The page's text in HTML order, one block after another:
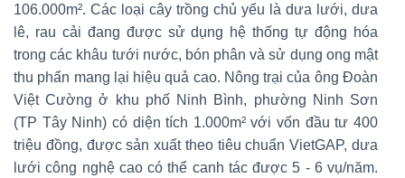
106.000m². Các loại cây trồng chủ yếu là dưa lưới, dưa
lê, rau cải đang được sử dụng hệ thống tự động hóa
trong các khâu tưới nước, bón phân và sử dụng ong mật
thu phấn mang lại hiệu quả cao. Nông trại của ông Đoàn
Việt Cường ở khu phố Ninh Bình, phường Ninh Sơn
(TP Tây Ninh) có diện tích 1.000m² với vốn đầu tư 400
triệu đồng, được sản xuất theo tiêu chuẩn VietGAP, dưa
lưới công nghệ cao có thể canh tác được 5 - 6 vụ/năm.